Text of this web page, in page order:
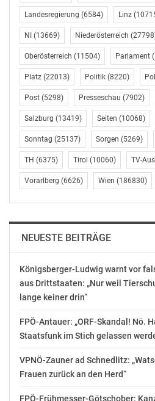
jeweils rund 283.800 Euro.
Lotto Quoten der Ziehung vom
3fachJP Sechser, im Topf
3,9 Mio. Euro
warten
2 Fünfer+ZZ zu je EUR
81 Fünfer zu je EUR 1.720,00
245 Vierer+ZZ zu je EUR 170,60
4.941 Vierer zu je EUR 46,90
6.674 Dreier+ZZ zu je EUR
80.400 Dreier zu je EUR 5,20
Lotto Gewinnzahlen: 11 14 26
04.04.2018:
Kein Sechser, die Summe wird
61 Fünfer zu je EUR 5.590,70
2.454 Vierer zu je EUR 23,50
42.466 Dreier zu je EUR 2,00
LottoPlus Gewinnzahlen: 04 05
Landesregierung (6584) Linz
NI (13669) Niederösterreich
Oberösterreich (11504) Parlament
Platz (22013) Politik (8220)
Post (5298) Presseschau (7902)
Salzburg (13419) Seiten (10068)
Sonntag (25137) Sorgen (5269)
TH (6375) Tirol (10060) TV-
Vorarlberg (6626) Wien (186830)
NEUESTE BEITRÄGE
Königsberger-Ludwig warnt vor
aus Drittstaaten: „Nur weil
lange keiner drin“
FPÖ-Antauer: „ORF-Skandal! Nö.
Staatsfunk im Stich gelassen
VPNÖ-Zauner ad Schnedlitz:
Frauen zurück an den Herd“
FPÖ-Frühmesser-Götschober: